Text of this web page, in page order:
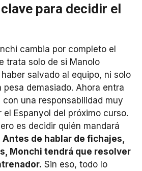
para decidir el
cambia por completo el
trata solo de si Manolo
salvado al equipo, ni solo
pesa demasiado. Ahora entra
una responsabilidad muy
Espanyol del próximo curso.
es decidir quién mandará
Antes de hablar de fichajes,
Monchi tendrá que resolver
Sin eso, todo lo